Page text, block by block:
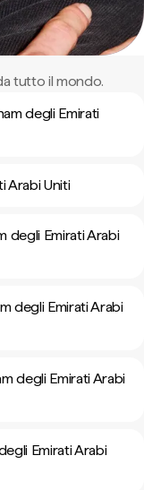
tutto il mondo.
degli Emirati
Arabi Uniti
degli Emirati Arabi
degli Emirati Arabi
degli Emirati Arabi
Emirati Arabi